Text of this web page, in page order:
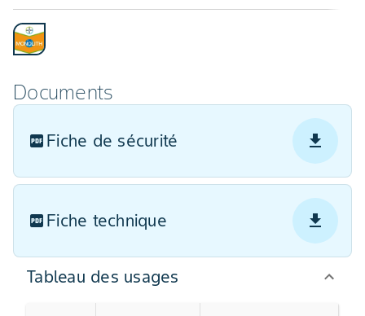
Documents
Fiche de sécurité
Fiche technique
Tableau des usages